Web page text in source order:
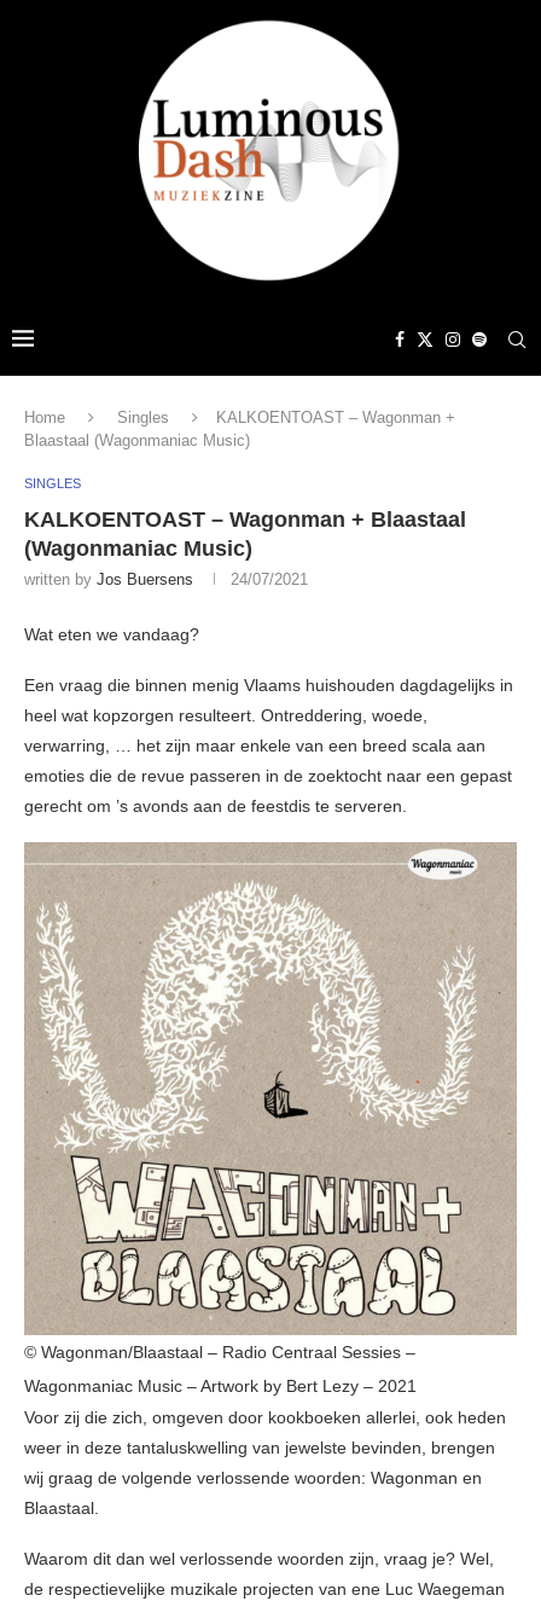
Home Singles
KALKOENTOAST – Wagonman +
Blaastaal (Wagonmaniac Music)
SINGLES
KALKOENTOAST – Wagonman + Blaastaal
(Wagonmaniac Music)
written by Jos Buersens 24/07/2021
Wat eten we vandaag?
Een vraag die binnen menig Vlaams huishouden dagdagelijks in
heel wat kopzorgen resulteert. Ontreddering, woede,
verwarring, … het zijn maar enkele van een breed scala aan
emoties die de revue passeren in de zoektocht naar een gepast
gerecht om ’s avonds aan de feestdis te serveren.
© Wagonman/Blaastaal – Radio Centraal Sessies –
Wagonmaniac Music – Artwork by Bert Lezy – 2021
Voor zij die zich, omgeven door kookboeken allerlei, ook heden
weer in deze tantaluskwelling van jewelste bevinden, brengen
wij graag de volgende verlossende woorden: Wagonman en
Blaastaal.
Waarom dit dan wel verlossende woorden zijn, vraag je? Wel,
de respectievelijke muzikale projecten van ene Luc Waegeman